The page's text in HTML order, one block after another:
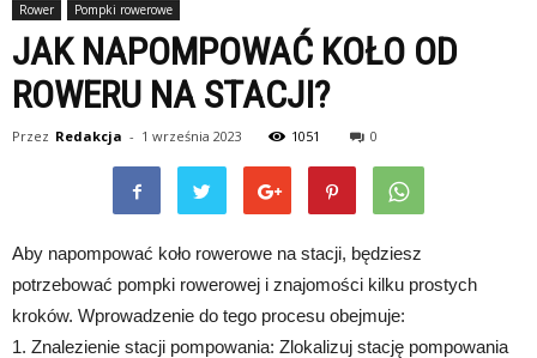
Rower Pompki rowerowe
JAK NAPOMPOWAĆ KOŁO OD
ROWERU NA STACJI?
Przez Redakcja - 1 września 2023 1051 0
Aby napompować koło rowerowe na stacji, będziesz
potrzebować pompki rowerowej i znajomości kilku prostych
kroków. Wprowadzenie do tego procesu obejmuje:
1. Znalezienie stacji pompowania: Zlokalizuj stację pompowania